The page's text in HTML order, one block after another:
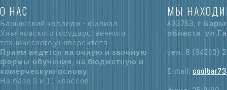
О НАС
Барышский колледж - филиал
Ульяновского государственного
технического университета
Прием ведется на очную и заочную
формы обучения, на бюджетную и
комерческую основу.
На базе 9 и 11 классов.
МЫ
433753,
области,
тел. 8 (84253)
E-mail: